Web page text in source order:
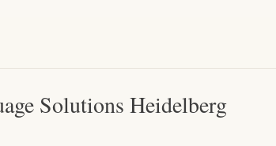
Solutions Heidelberg